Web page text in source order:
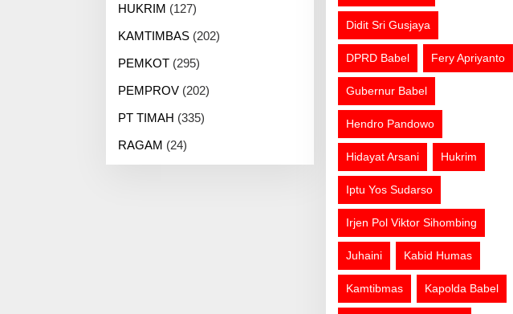
HUKRIM (127)
KAMTIMBAS (202)
PEMKOT (295)
PEMPROV (202)
PT TIMAH (335)
RAGAM (24)
Didit Sri Gusjaya
DPRD Babel Fery Apriyanto
Gubernur Babel
Hendro Pandowo
Hidayat Arsani Hukrim
Iptu Yos Sudarso
Irjen Pol Viktor Sihombing
Juhaini Kabid Humas
Kamtibmas Kapolda Babel